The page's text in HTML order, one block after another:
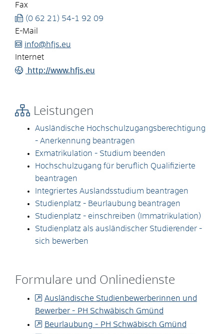
Fax
(0 62 21) 54-1 92 09
E-Mail
info@hfjs.eu
Internet
http://www.hfjs.eu
Leistungen
Ausländische Hochschulzugangsberechtigung
- Anerkennung beantragen
Exmatrikulation - Studium beenden
Hochschulzugang für beruflich Qualifizierte
beantragen
Integriertes Auslandsstudium beantragen
Studienplatz - Beurlaubung beantragen
Studienplatz - einschreiben (Immatrikulation)
Studienplatz als ausländischer Studierender -
sich bewerben
Formulare und Onlinedienste
Ausländische Studienbewerberinnen und
Bewerber - PH Schwäbisch Gmünd
Beurlaubung - PH Schwäbisch Gmünd